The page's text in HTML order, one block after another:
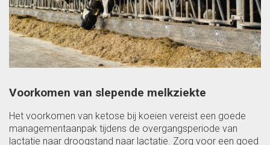
Voorkomen van slepende melkziekte
Het voorkomen van ketose bij koeien vereist een goede
managementaanpak tijdens de overgangsperiode van
lactatie naar droogstand naar lactatie. Zorg voor een goed